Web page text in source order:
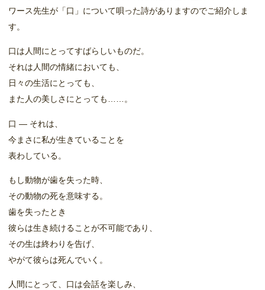
ワース先生が「口」について唄った詩がありますのでご紹介しま
す。
口は人間にとってすばらしいものだ。
それは人間の情緒においても、
日々の生活にとっても、
また人の美しさにとっても……。
口 ― それは、
今まさに私が生きていることを
表わしている。
もし動物が歯を失った時、
その動物の死を意味する。
歯を失ったとき
彼らは生き続けることが不可能であり、
その生は終わりを告げ、
やがて彼らは死んでいく。
人間にとって、口は会話を楽しみ、